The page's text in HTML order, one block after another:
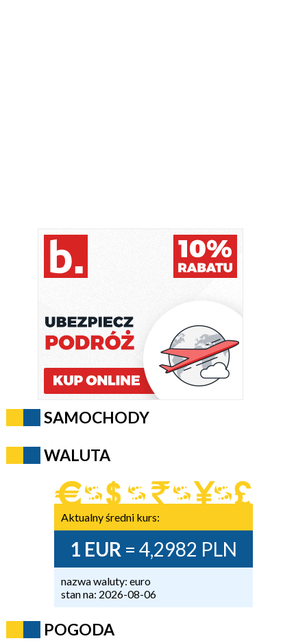
SAMOCHODY
WALUTA
Aktualny średni kurs:
1 EUR = 4,2982 PLN
nazwa waluty: euro
stan na: 2026-08-06
POGODA